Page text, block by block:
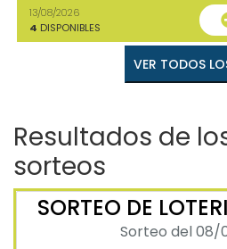
13/08/2026
4 DISPONIBLES
Resultados de
sorteos
SORTEO DE
Sorteo del 08/